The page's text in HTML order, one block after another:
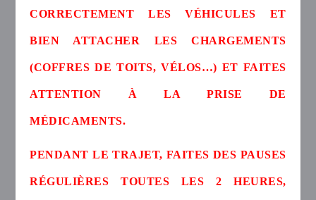
CORRECTEMENT LES VÉHICULES ET
BIEN ATTACHER LES CHARGEMENTS
(COFFRES DE TOITS, VÉLOS…) ET FAITES
ATTENTION À LA PRISE DE
MÉDICAMENTS.
PENDANT LE TRAJET, FAITES DES PAUSES
RÉGULIÈRES TOUTES LES 2 HEURES,